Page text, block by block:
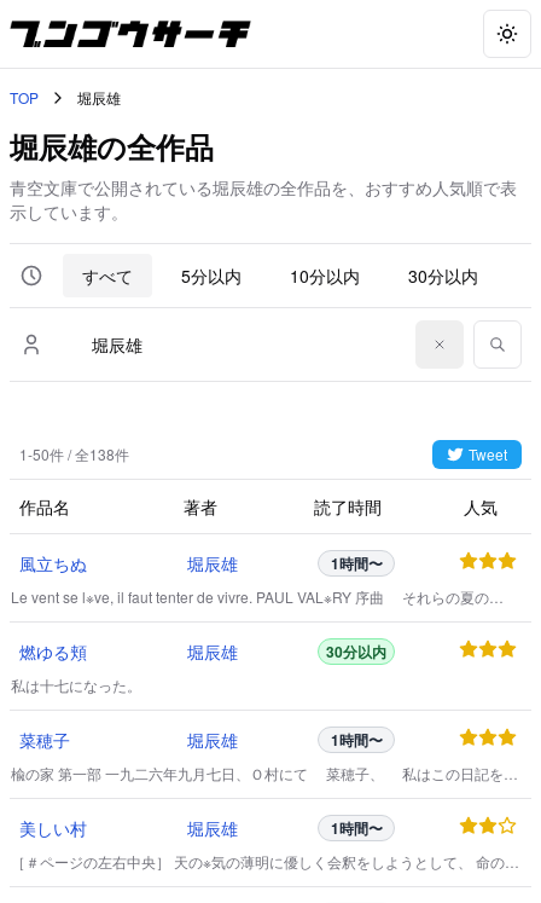
TOP 堀辰雄
堀辰雄の全作品
青空文庫で公開されている堀辰雄の全作品を、おすすめ人気順で表
示しています。
すべて 5分以内 10分以内 30分以内
1-50件 / 全138件 Tweet
作品名 著者 読了時間 人気
風立ちぬ 堀辰雄 1時間〜
Le vent se l※ve, il faut tenter de vivre. PAUL VAL※RY 序曲 それらの夏の
いると、私はいつもその傍らの一本の白樺の木蔭に身を横たえていたものだっ
た。
燃ゆる頬 堀辰雄 30分以内
私は十七になった。
菜穂子 堀辰雄 1時間〜
楡の家 第一部 一九二六年九月七日、Ｏ村にて 菜穂子、 私はこの日記をお
美しい村 堀辰雄 1時間〜
［＃ページの左右中央］ 天の※気の薄明に優しく会釈をしようとして、 命の脈